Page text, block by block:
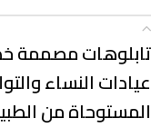
تابلوهات مصممة
عيادات النساء
المستوحاة من